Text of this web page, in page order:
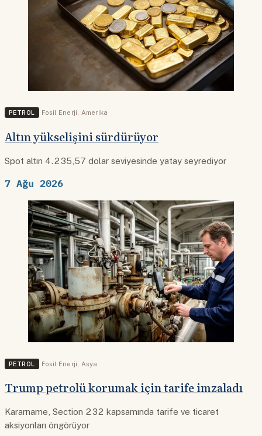
PETROL Fosil Enerji, Amerika
Altın yükselişini sürdürüyor
Spot altın 4.235,57 dolar seviyesinde yatay seyrediyor
7 Ağu 2026
PETROL Fosil Enerji Asya
Trump petrolü korumak için tarife imzaladı
Kararname, Section 232 kapsamında tarife ve ticaret
aksiyonları öngörüyor